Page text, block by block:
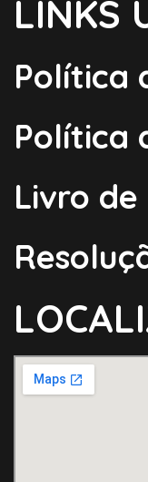
LINKS
Política
Política
Livro